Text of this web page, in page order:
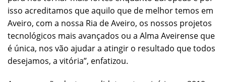
isso acreditamos que aquilo que de melhor temos em
Aveiro, com a nossa Ria de Aveiro, os nossos projetos
tecnológicos mais avançados ou a Alma Aveirense que
é única, nos vão ajudar a atingir o resultado que todos
desejamos, a vitória”, enfatizou.